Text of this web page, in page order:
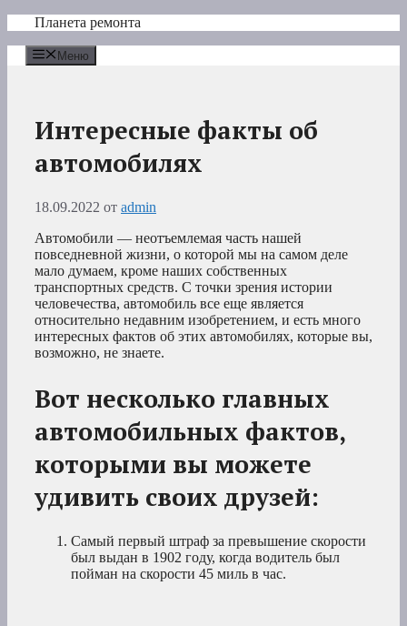
Перейти
содержимому
Планета ремонта
Меню
Интересные факты об
автомобилях
18.09.2022 от admin
Автомобили — неотъемлемая часть нашей
повседневной жизни, о которой мы на самом деле
мало думаем, кроме наших собственных
транспортных средств. С точки зрения истории
человечества, автомобиль все еще является
относительно недавним изобретением, и есть много
интересных фактов об этих автомобилях, которые вы,
возможно, не знаете.
Вот несколько главных
автомобильных фактов,
которыми вы можете
удивить своих друзей:
Самый первый штраф за превышение скорости
был выдан в 1902 году, когда водитель был
пойман на скорости 45 миль в час.